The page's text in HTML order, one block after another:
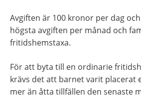
Avgiften är 100 kronor per dag
högsta avgiften per månad och
fritidshemstaxa.
För att byta till en ordinarie
krävs det att barnet varit placerat
mer än åtta tillfällen den senaste